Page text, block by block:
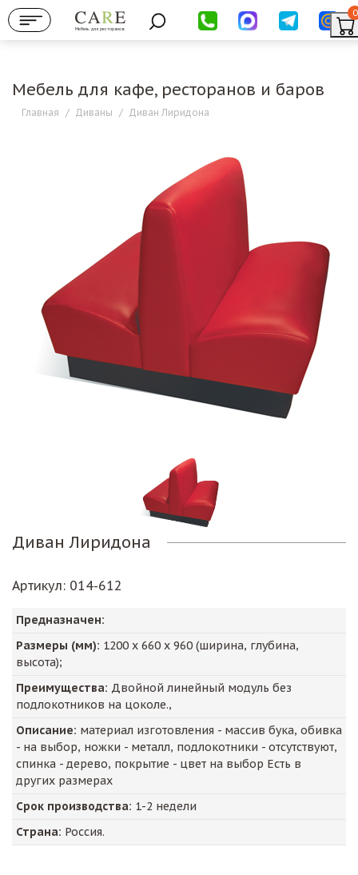
Мебель для ресторанов
0
Мебель для кафе, ресторанов и баров
Главная / Диваны / Диван Лиридона
Диван Лиридона
Артикул: 014-612
Предназначен:
Размеры (мм): 1200 х 660 х 960 (ширина, глубина,
высота);
Преимущества: Двойной линейный модуль без
подлокотников на цоколе.,
Описание: материал изготовления - массив бука, обивка
- на выбор, ножки - металл, подлокотники - отсутствуют,
спинка - дерево, покрытие - цвет на выбор Есть в
других размерах
Срок производства: 1-2 недели
Страна: Россия.